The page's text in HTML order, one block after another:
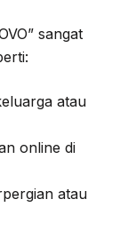
sangat
atau
online di
atau